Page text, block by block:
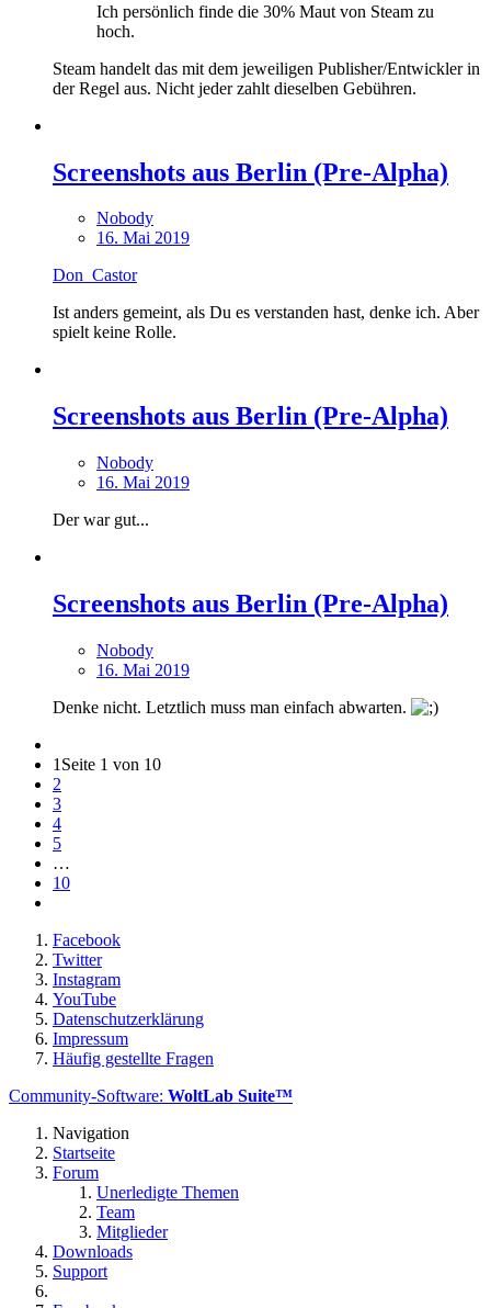
Ich persönlich finde die 30% Maut von Steam zu
hoch.
Steam handelt das mit dem jeweiligen Publisher/Entwickler in
der Regel aus. Nicht jeder zahlt dieselben Gebühren.
Screenshots aus Berlin (Pre-Alpha)
Nobody
16. Mai 2019
Don_Castor
Ist anders gemeint, als Du es verstanden hast, denke ich. Aber
spielt keine Rolle.
Screenshots aus Berlin (Pre-Alpha)
Nobody
16. Mai 2019
Der war gut...
Screenshots aus Berlin (Pre-Alpha)
Nobody
16. Mai 2019
Denke nicht. Letztlich muss man einfach abwarten.
1 Seite 1 von 10
2
3
4
5
…
10
Facebook
Twitter
Instagram
YouTube
Datenschutzerklärung
Impressum
Häufig gestellte Fragen
Community-Software: WoltLab Suite™
Navigation
Startseite
Forum
Unerledigte Themen
Team
Mitglieder
Downloads
Support